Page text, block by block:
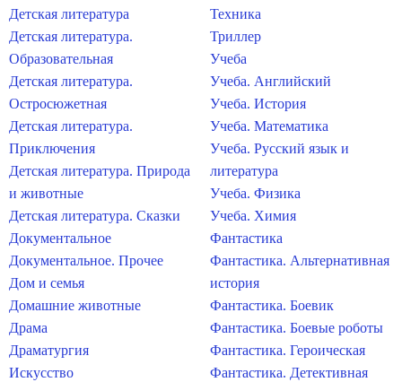
Детская литература
Детская литература.
Образовательная
Детская литература.
Остросюжетная
Детская литература.
Приключения
Детская литература. Природа
и животные
Детская литература. Сказки
Документальное
Документальное. Прочее
Дом и семья
Домашние животные
Драма
Драматургия
Искусство
Техника
Триллер
Учеба
Учеба. Английский
Учеба. История
Учеба. Математика
Учеба. Русский язык и
литература
Учеба. Физика
Учеба. Химия
Фантастика
Фантастика. Альтернативная
история
Фантастика. Боевик
Фантастика. Боевые роботы
Фантастика. Героическая
Фантастика. Детективная